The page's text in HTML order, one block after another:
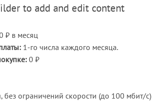
to add and edit content
₽ в месяц
1-го числа каждого месяца.
0 ₽
без ограничений скорости (до 100 мбит/с)